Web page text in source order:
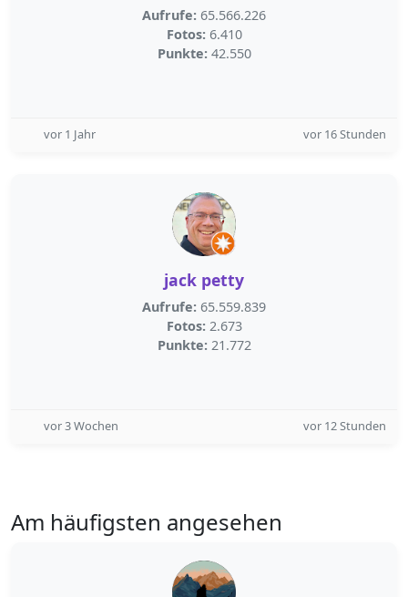
Aufrufe: 65.566.226
Fotos: 6.410
Punkte: 42.550
vor 1 Jahr vor 16 Stunden
jack petty
Aufrufe: 65.559.839
Fotos: 2.673
Punkte: 21.772
vor 3 Wochen vor 12 Stunden
Am häufigsten angesehen